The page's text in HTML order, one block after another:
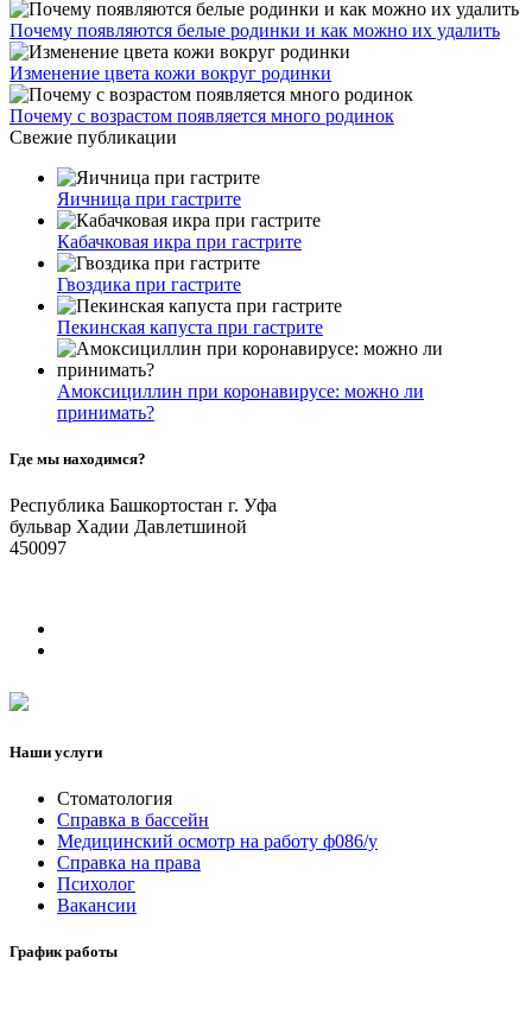
Почему появляются белые родинки и как можно их удалить
Изменение цвета кожи вокруг родинки
Почему с возрастом появляется много родинок
Свежие публикации
Яичница при гастрите
Кабачковая икра при гастрите
Гвоздика при гастрите
Пекинская капуста при гастрите
Амоксициллин при коронавирусе: можно ли
принимать?
Где мы находимся?
Республика Башкортостан г. Уфа
бульвар Хадии Давлетшиной
450097
Наши услуги
Стоматология
Справка в бассейн
Медицинский осмотр на работу ф086/у
Справка на права
Психолог
Вакансии
График работы